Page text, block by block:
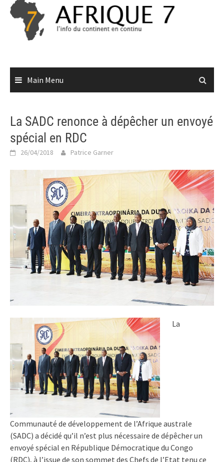
Skip
content
Main Menu
La SADC renonce à dépêcher un envoyé
spécial en RDC
26/04/2018 Patrice Garner
La
Communauté de développement de l’Afrique australe
(SADC) a décidé qu’il n’est plus nécessaire de dépêcher un
envoyé spécial en République Démocratique du Congo
(RDC), à l’issue de son sommet des Chefs de l’Etat tenu ce